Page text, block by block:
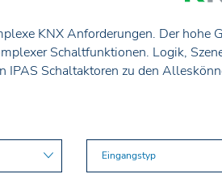
KNX Anforderungen. Der hohe
Schaltfunktionen. Logik,
Schaltaktoren zu den
Eingangstyp